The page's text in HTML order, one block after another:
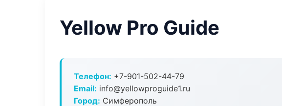
Yellow Pro Guide
Телефон: +7-901-502-44-79
Email: info@yellowproguide1.ru
Город: Симферополь